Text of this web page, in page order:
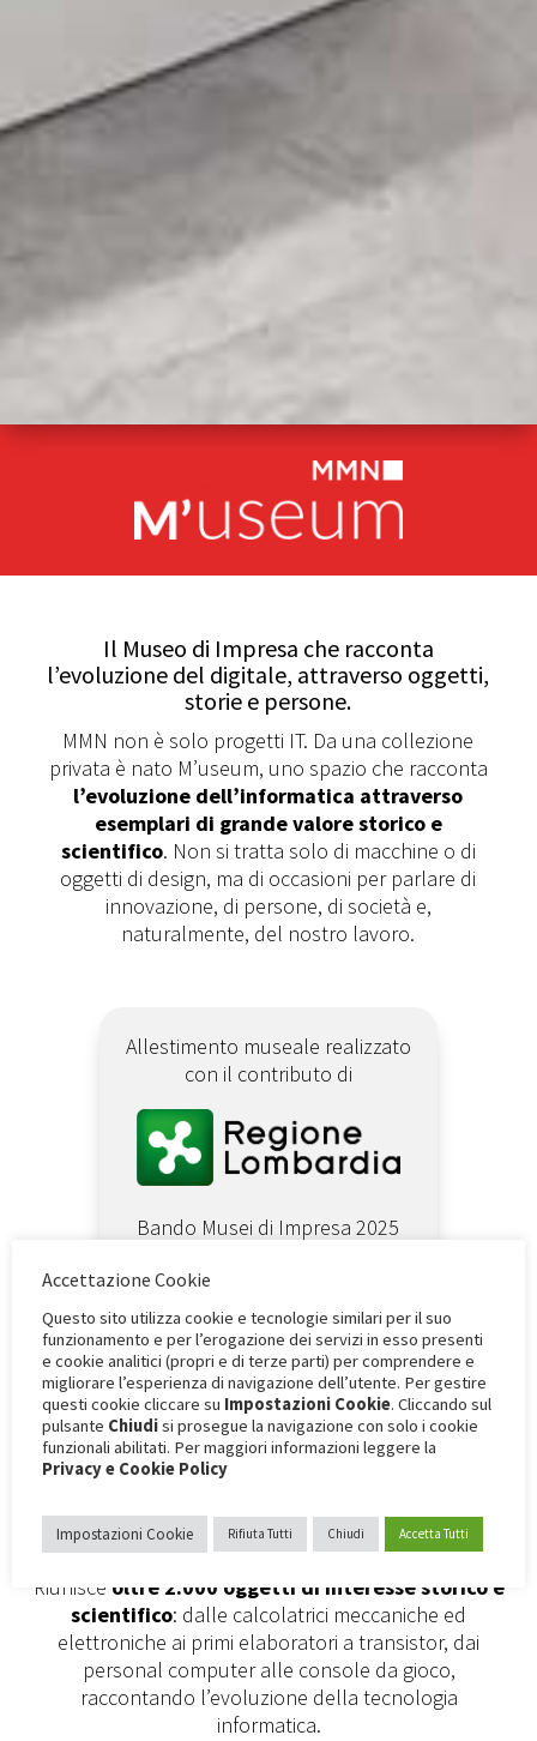
Il Museo di Impresa che racconta
l’evoluzione del digitale, attraverso oggetti,
storie e persone.
MMN non è solo progetti IT. Da una collezione
privata è nato M’useum, uno spazio che racconta
l’evoluzione dell’informatica attraverso
esemplari di grande valore storico e
scientifico. Non si tratta solo di macchine o di
oggetti di design, ma di occasioni per parlare di
innovazione, di persone, di società e,
naturalmente, del nostro lavoro.
Allestimento museale realizzato
con il contributo di
Bando Musei di Impresa 2025
La collezione e i suoi pezzi rari
Nata neglianni ’90
informatici di rilevanza internazionale rappresenta il
nucleo originario da cui ha preso vita il nostro museo.
Riunisce oltre 2.000 oggetti di interesse storico e
scientifico: dalle calcolatrici meccaniche ed
elettroniche ai primi elaboratori a transistor, dai
personal computer alle console da gioco,
raccontando l’evoluzione della tecnologia
informatica.
Accettazione Cookie
Questo sito utilizza cookie e tecnologie similari per il suo
funzionamento e per l’erogazione dei servizi in esso presenti
e cookie analitici (propri e di terze parti) per comprendere e
migliorare l’esperienza di navigazione dell’utente. Per gestire
questi cookie cliccare su Impostazioni Cookie. Cliccando sul
pulsante Chiudisi prosegue la navigazione con solo i cookie
funzionali abilitati. Per maggiori informazioni leggere la
Privacy e Cookie Policy
Impostazioni Cookie Rifiuta Tutti Chiudi Accetta Tutti